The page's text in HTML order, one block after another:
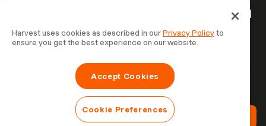
Je tijd is het waard om bij te houden
— begin nu
Sluit je aan bij meer dan 70.000 bedrijven die tijd
registreren, klanten factureren en sneller betaald worden
met Harvest. Gratis te proberen, in 30 seconden
Probeer Harvest Gratis
Harvest uses cookies as described in ourPrivacy Policyto
ensure you get the best experience on our website.
Accept Cookies
Cookie Preferences